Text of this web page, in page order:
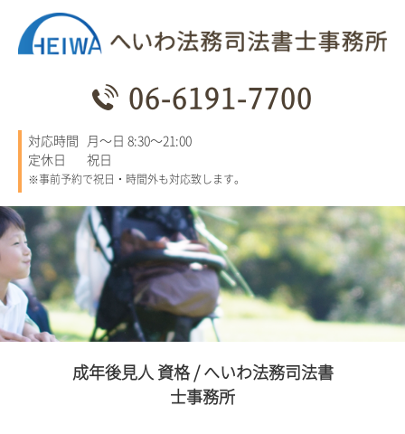
06-6191-7700
対応時間 月～日 8:30～21:00
定休日
祝日
※事前予約で祝日・時間外も対応致します。
成年後見人 資格 / へいわ法務司法書
士事務所